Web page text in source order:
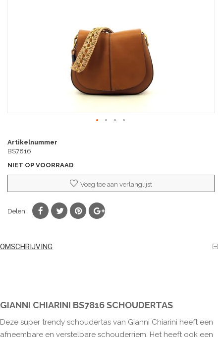
naar
het
van
de
gallerij
Artikelnummer
BS7816
NIET OP VOORRAAD
Voeg toe aan verlanglijst
Delen:
OMSCHRIJVING
GIANNI CHIARINI BS7816 SCHOUDERTAS
Deze super trendy schoudertas van Gianni Chiarini heeft een
afneembare en verstelbare schouderriem. Het heeft ook een